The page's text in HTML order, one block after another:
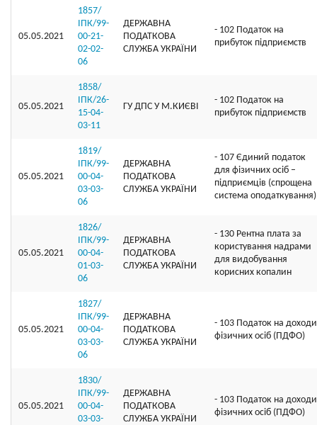
05.05.2021
1857/
ІПК/99-
00-21-
02-02-
06
ДЕРЖАВНА
ПОДАТКОВА
СЛУЖБА УКРАЇНИ
- 102 Податок на
прибуток підприємств
05.05.2021
1858/
ІПК/26-
15-04-
03-11
ГУ ДПС У М.КИЄВІ
- 102 Податок на
прибуток підприємств
05.05.2021
1819/
ІПК/99-
00-04-
03-03-
06
ДЕРЖАВНА
ПОДАТКОВА
СЛУЖБА УКРАЇНИ
- 107 Єдиний податок
для фізичних осіб –
підприємців (спрощена
система оподаткування)
05.05.2021
1826/
ІПК/99-
00-04-
01-03-
06
ДЕРЖАВНА
ПОДАТКОВА
СЛУЖБА УКРАЇНИ
- 130 Рентна плата за
користування надрами
для видобування
корисних копалин
05.05.2021
1827/
ІПК/99-
00-04-
03-03-
06
ДЕРЖАВНА
ПОДАТКОВА
СЛУЖБА УКРАЇНИ
- 103 Податок на доходи
фізичних осіб (ПДФО)
05.05.2021
1830/
ІПК/99-
00-04-
03-03-
ДЕРЖАВНА
ПОДАТКОВА
СЛУЖБА УКРАЇНИ
- 103 Податок на доходи
фізичних осіб (ПДФО)